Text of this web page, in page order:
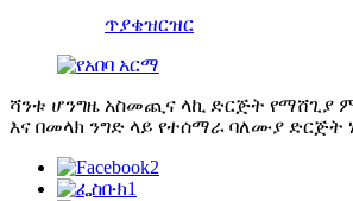
ጥያቄዝርዝር
ሻንቱ ሆንግዜ አስመጪና ላኪ ድርጅት የማሸጊያ
እና በመላክ ንግድ ላይ የተሰማራ ባለሙያ ድርጅት